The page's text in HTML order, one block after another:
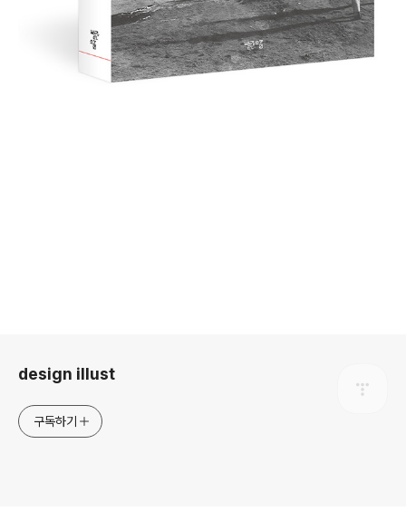
design illust
구독하기